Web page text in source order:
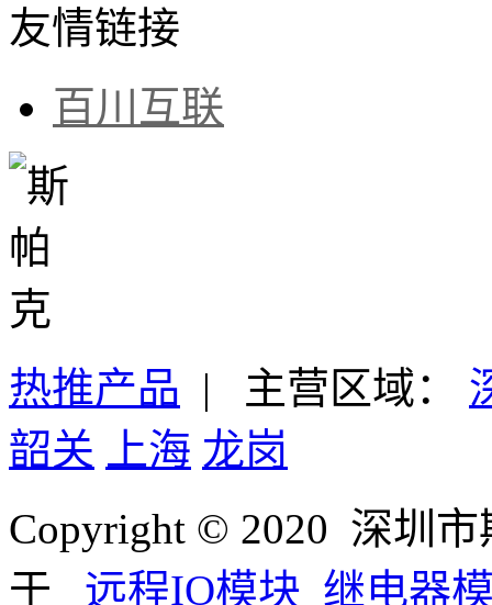
友情链接
百川互联
热推产品 | 主营区域：
韶关
上海 龙岗
Copyright © 2020 深圳
于 远程IO模块 继电器